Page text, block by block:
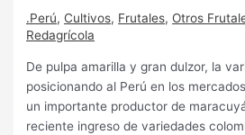
.Perú, Cultivos, Frutales, Otros
Redagrícola
De pulpa amarilla y gran dulzor, la
posicionando al Perú en los
un importante productor de
reciente ingreso de variedades